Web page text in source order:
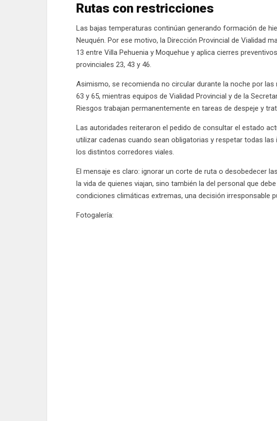
Rutas con restricciones
Las bajas temperaturas continúan generando formación de
Neuquén. Por ese motivo, la Dirección Provincial de Vialidad
13 entre Villa Pehuenia y Moquehue y aplica cierres
provinciales 23, 43 y 46.
Asimismo, se recomienda no circular durante la noche por las
63 y 65, mientras equipos de Vialidad Provincial y de la
Riesgos trabajan permanentemente en tareas de despeje y
Las autoridades reiteraron el pedido de consultar el estado
utilizar cadenas cuando sean obligatorias y respetar todas
los distintos corredores viales.
El mensaje es claro: ignorar un corte de ruta o desobedecer
la vida de quienes viajan, sino también la del personal que
condiciones climáticas extremas, una decisión irresponsable
Fotogalería: